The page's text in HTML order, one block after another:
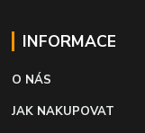
INFORMACE
O NÁS
JAK NAKUPOVAT